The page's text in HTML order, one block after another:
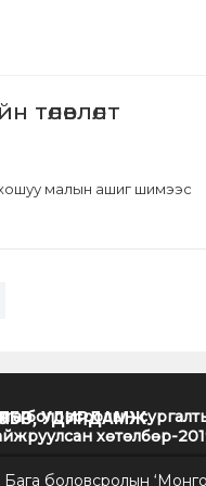
малын ашиг шимээс
УДИРДАМЖ
боловсролын
хөтөлбөр-
Бага боловсролын